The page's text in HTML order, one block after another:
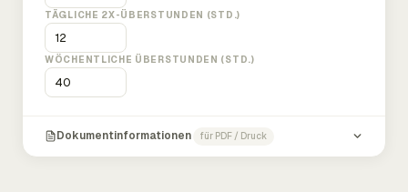
TÄGLICHE 2X-ÜBERSTUNDEN (STD.)
WÖCHENTLICHE ÜBERSTUNDEN (STD.)
Dokumentinformationen für PDF / Druck